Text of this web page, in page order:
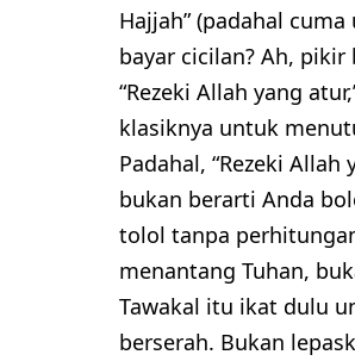
Hajjah” (padahal
bayar cicilan? Ah, pikir
“Rezeki Allah yang
klasiknya untuk
​Padahal, “Rezeki Allah
bukan berarti Anda
tolol tanpa
menantang Tuhan,
Tawakal itu ikat dulu
berserah. Bukan